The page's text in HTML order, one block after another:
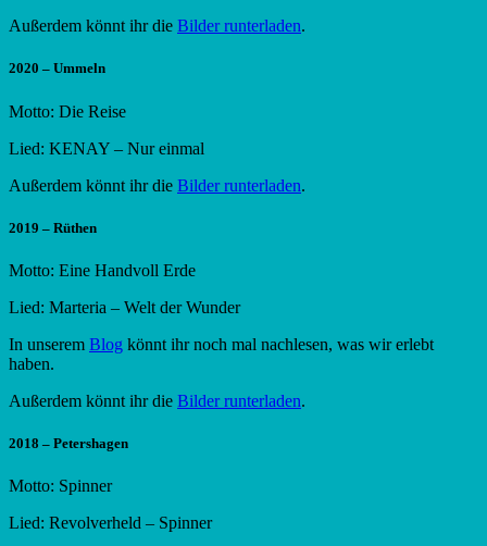
Außerdem könnt ihr die Bilder runterladen.
2020 – Ummeln
Motto: Die Reise
Lied: KENAY – Nur einmal
Außerdem könnt ihr die Bilder runterladen.
2019 – Rüthen
Motto: Eine Handvoll Erde
Lied: Marteria – Welt der Wunder
In unserem Blog könnt ihr noch mal nachlesen, was wir erlebt
haben.
Außerdem könnt ihr die Bilder runterladen.
2018 – Petershagen
Motto: Spinner
Lied: Revolverheld – Spinner